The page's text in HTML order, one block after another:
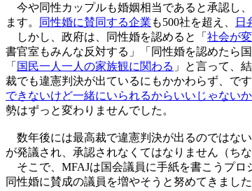
今や同性カップルも婚姻相当であると承認し
ます。
同性婚に賛同する企業 も500社を超え、 日
しかし、政府は、同性婚を認めると「 社会が
書官室もみんな反対する」「同性婚を認めたら
「 国民一人一人の家族観に関わる 」と言って、
裁でも違憲判決が出ているにもかかわらず、で
できないけど一緒にいられるからいいじゃないか
勢はずっと変わりませんでした。
数年後には最高裁で違憲判決が出るのではな
が発議され、承認されなくてはなりません（ちな
そこで、MFAJは国会議員に手紙を書こうプロ
同性婚に賛成の議員を増やそうと努めてきまし